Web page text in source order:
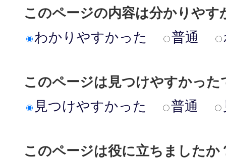
このページの内容は分かりやす
わかりやすかった
普通
このページは見つけやすかった
見つけやすかった
普通
このページは役に立ちましたか